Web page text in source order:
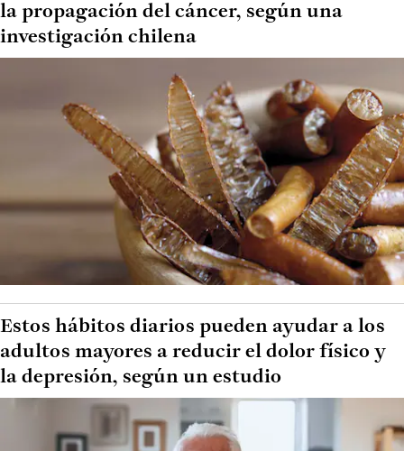
la propagación del cáncer, según una
investigación chilena
Estos hábitos diarios pueden ayudar a los
adultos mayores a reducir el dolor físico y
la depresión, según un estudio